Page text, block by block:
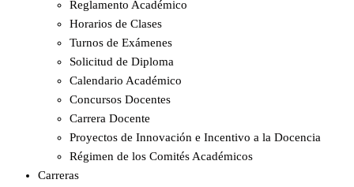
Reglamento Académico
Horarios de Clases
Turnos de Exámenes
Solicitud de Diploma
Calendario Académico
Concursos Docentes
Carrera Docente
Proyectos de Innovación e Incentivo a la Docencia
Régimen de los Comités Académicos
Carreras